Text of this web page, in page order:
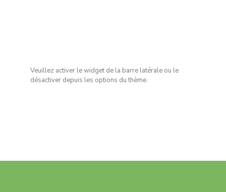
Veuillez activer le widget de la barre latérale ou le
désactiver depuis les options du thème.